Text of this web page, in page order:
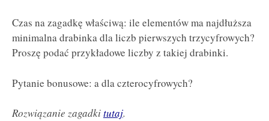
Czas na zagadkę właściwą: ile elementów ma najdłuższa
minimalna drabinka dla liczb pierwszych trzycyfrowych?
Proszę podać przykładowe liczby z takiej drabinki.
Pytanie bonusowe: a dla czterocyfrowych?
Rozwiązanie zagadkitutaj.